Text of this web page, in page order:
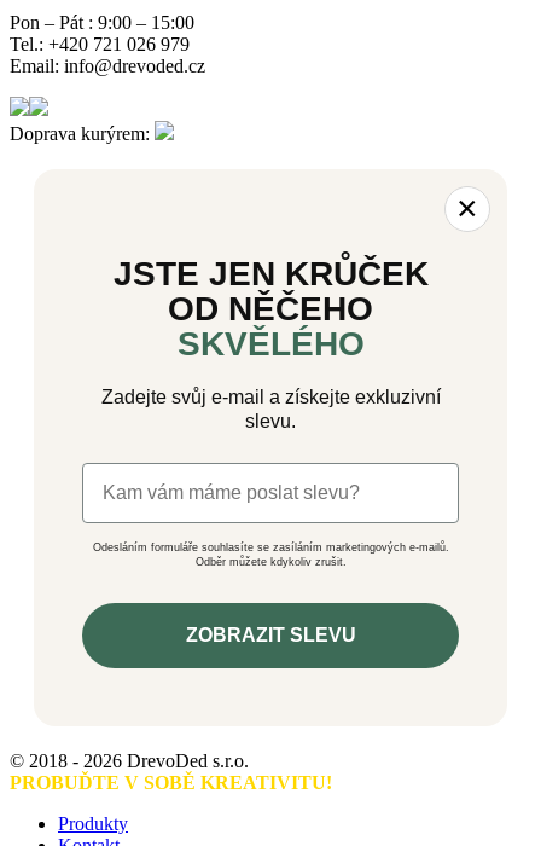
Pon – Pát : 9:00 – 15:00
Tel.: +420 721 026 979
Email: info@drevoded.cz
Doprava kurýrem:
×
JSTE JEN KRŮČEK
OD NĚČEHO
SKVĚLÉHO
Zadejte svůj e-mail a získejte exkluzivní
slevu.
Odesláním formuláře souhlasíte se zasíláním marketingových e-mailů.
Odběr můžete kdykoliv zrušit.
ZOBRAZIT SLEVU
© 2018 - 2026 DrevoDed s.r.o.
PROBUĎTE V SOBĚ KREATIVITU!
Produkty